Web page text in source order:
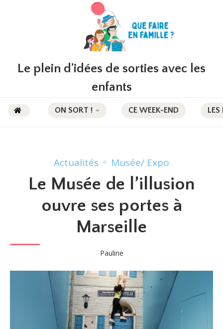
Le plein d'idées de sorties avec les
enfants
ON SORT ! CE WEEK-END LES
Actualités Musée/ Expo
Le Musée de l’illusion
ouvre ses portes à
Marseille
Pauline